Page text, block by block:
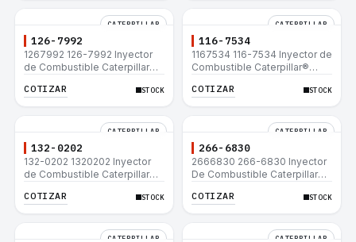
CATERPILLAR
126-7992
1267992 126-7992 Inyector
de Combustible Caterpillar®
3516C 854G 992G
COTIZAR STOCK
CATERPILLAR
116-7534
1167534 116-7534 Inyector de
Combustible Caterpillar®
3516C 854G 992G
COTIZAR STOCK
CATERPILLAR
132-0202
132-0202 1320202 Inyector
de Combustible Caterpillar®
3516C 854G 992G
COTIZAR STOCK
CATERPILLAR
266-6830
2666830 266-6830 Inyector
De Combustible Caterpillar®
COTIZAR STOCK
CATERPILLAR CATERPILLAR